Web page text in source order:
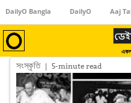
DailyO Bangla DailyO Aaj
সংস্কৃতি | 5-minute read